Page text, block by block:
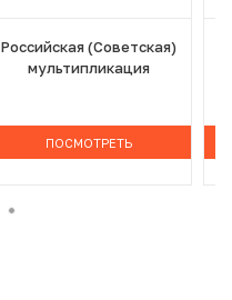
Российская (Советская)
мультипликация
ПОСМОТРЕТЬ